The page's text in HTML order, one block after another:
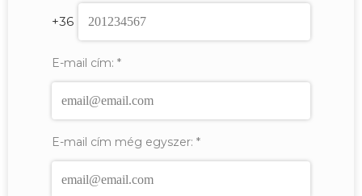
+36
E-mail cím: *
E-mail cím még egyszer: *